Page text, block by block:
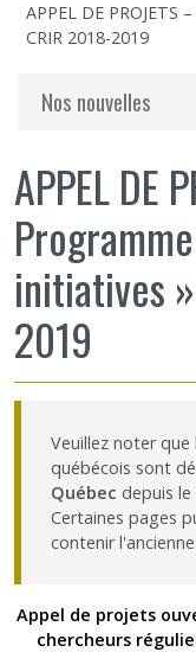
Recherche
Partageons nos
Emplois et stages
Éthique
Plan du site
Espace membre
APPEL DE
CRIR 2018-2019
Nos nouvelles
APPEL DE
initiatives
2019
Veuillez noter
québécois sont
Québec depuis le
Certaines pages
contenir
Appel de projets
chercheurs